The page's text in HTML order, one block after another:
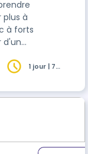
plus à
à forts
d'un
1 jour | 7